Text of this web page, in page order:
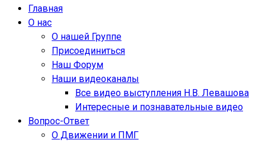
Главная
О нас
О нашей Группе
Присоединиться
Наш Форум
Наши видеоканалы
Все видео выступления Н.В. Левашова
Интересные и познавательные видео
Вопрос-Ответ
О Движении и ПМГ